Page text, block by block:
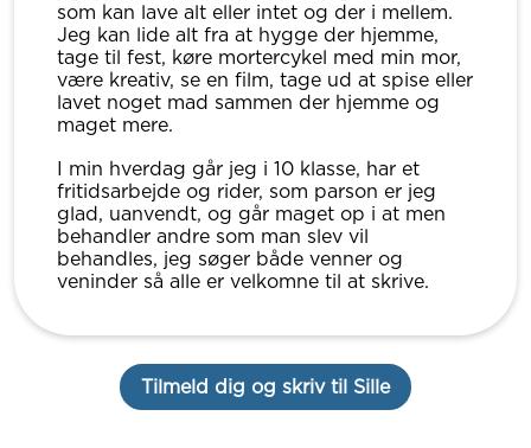
som kan lave alt eller intet og der i mellem.
Jeg kan lide alt fra at hygge der hjemme,
tage til fest, køre mortercykel med min mor,
være kreativ, se en film, tage ud at spise eller
lavet noget mad sammen der hjemme og
maget mere.
I min hverdag går jeg i 10 klasse, har et
fritidsarbejde og rider, som parson er jeg
glad, uanvendt, og går maget op i at men
behandler andre som man slev vil
behandles, jeg søger både venner og
veninder så alle er velkomne til at skrive.
Tilmeld dig og skriv til Sille